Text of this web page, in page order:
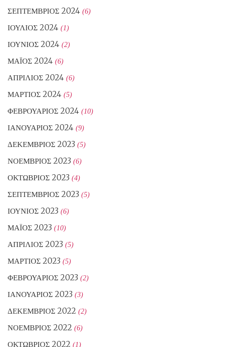
ΣΕΠΤΈΜΒΡΙΟΣ 2024 (6)
ΙΟΎΛΙΟΣ 2024 (1)
ΙΟΎΝΙΟΣ 2024 (2)
ΜΆΙΟΣ 2024 (6)
ΑΠΡΊΛΙΟΣ 2024 (6)
ΜΆΡΤΙΟΣ 2024 (5)
ΦΕΒΡΟΥΆΡΙΟΣ 2024 (10)
ΙΑΝΟΥΆΡΙΟΣ 2024 (9)
ΔΕΚΈΜΒΡΙΟΣ 2023 (5)
ΝΟΈΜΒΡΙΟΣ 2023 (6)
ΟΚΤΏΒΡΙΟΣ 2023 (4)
ΣΕΠΤΈΜΒΡΙΟΣ 2023 (5)
ΙΟΎΝΙΟΣ 2023 (6)
ΜΆΙΟΣ 2023 (10)
ΑΠΡΊΛΙΟΣ 2023 (5)
ΜΆΡΤΙΟΣ 2023 (5)
ΦΕΒΡΟΥΆΡΙΟΣ 2023 (2)
ΙΑΝΟΥΆΡΙΟΣ 2023 (3)
ΔΕΚΈΜΒΡΙΟΣ 2022 (2)
ΝΟΈΜΒΡΙΟΣ 2022 (6)
ΟΚΤΏΒΡΙΟΣ 2022 (1)